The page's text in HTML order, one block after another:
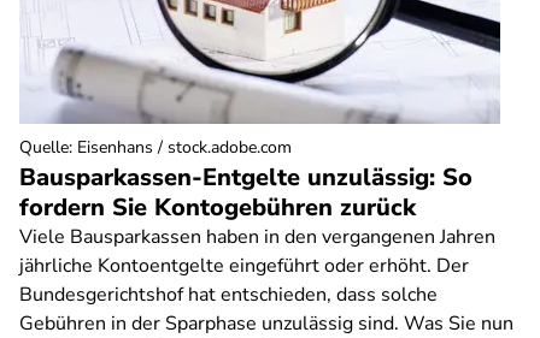
Bausparkassen-Entgelte unzulässig: So
fordern Sie Kontogebühren zurück
Viele Bausparkassen haben in den vergangenen Jahren
jährliche Kontoentgelte eingeführt oder erhöht. Der
Bundesgerichtshof hat entschieden, dass solche
Gebühren in der Sparphase unzulässig sind. Was Sie nun
Quelle: Eisenhans / stock.adobe.com